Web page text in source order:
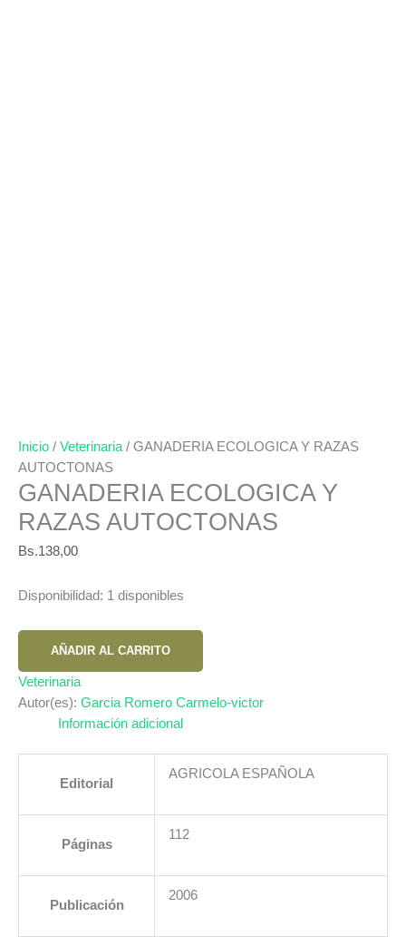
Inicio / Veterinaria / GANADERIA ECOLOGICA Y RAZAS
AUTOCTONAS
GANADERIA ECOLOGICA Y
RAZAS AUTOCTONAS
Bs.138,00
Disponibilidad: 1 disponibles
GANADERIA
ECOLOGICA
Y
RAZAS
AUTOCTONAS
AÑADIR AL CARRITO
Veterinaria
Autor(es): Garcia Romero Carmelo-victor
Información adicional
Editorial
AGRICOLA ESPAÑOLA
Páginas
112
Publicación
2006